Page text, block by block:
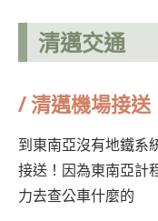
清邁交通
/清邁機場接送
到東南亞沒有地鐵系
接送！因為東南亞計
力去查公車什麼的